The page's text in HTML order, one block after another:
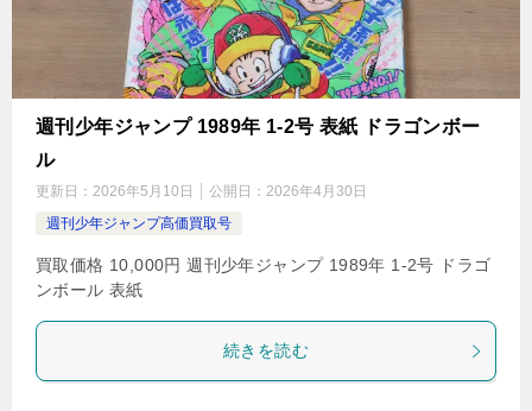
週刊少年ジャンプ 1989年 1-2号 表紙 ドラゴンボー
ル
更新日： 2026年5月10日 公開日： 2026年4月30日
週刊少年ジャンプ高価買取号
買取価格 10,000円 週刊少年ジャンプ 1989年 1-2号 ドラゴ
ンボール 表紙
続きを読む